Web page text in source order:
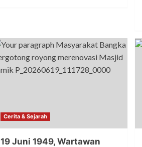
Cerita & Sejarah
19 Juni 1949, Wartawan